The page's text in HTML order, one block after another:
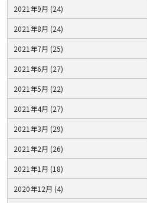
2021年9月 (24)
2021年8月 (24)
2021年7月 (25)
2021年6月 (27)
2021年5月 (22)
2021年4月 (27)
2021年3月 (29)
2021年2月 (26)
2021年1月 (18)
2020年12月 (4)